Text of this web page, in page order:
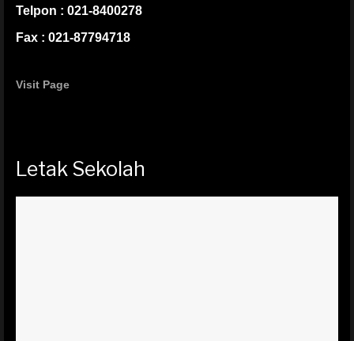
Telpon : 021-8400278
Fax : 021-87794718
Visit Page
Letak Sekolah